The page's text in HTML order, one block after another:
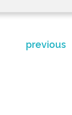
previous